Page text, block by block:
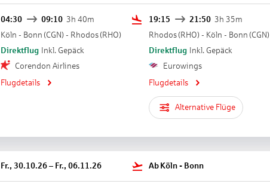
04:30 09:10 3h 40m
Köln - Bonn (CGN) - Rhodos(RHO)
Direktflug Inkl. Gepäck
Corendon Airlines
Flugdetails
19:15 21:50 3h 35m
Rhodos(RHO) - Köln - Bonn (CGN)
Direktflug Inkl. Gepäck
Eurowings
Flugdetails
Alternative Flüge
Fr., 30.10.26 – Fr., 06.11.26 Ab Köln - Bonn